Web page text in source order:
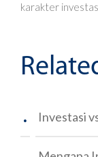
karakter
. Investasi